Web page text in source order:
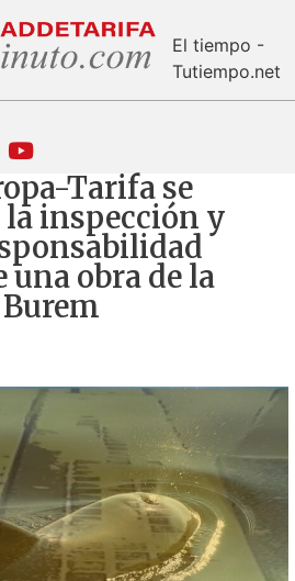
El tiempo -
Tutiempo.net
Tarifa se
inspección y
obra de la